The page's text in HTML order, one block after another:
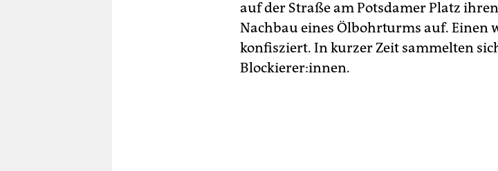
auf der Straße am Potsdamer Platz
Nachbau eines Ölbohrturms auf. Einen
konfisziert. In kurzer Zeit sammelten
Blockierer:innen.